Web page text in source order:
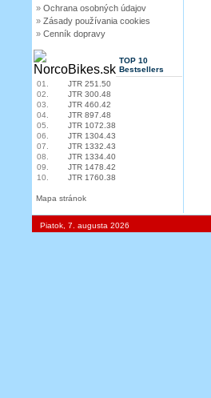
» Ochrana osobných údajov
» Zásady používania cookies
» Cenník dopravy
TOP 10
Bestsellers
01.
JTR 251.50
02.
JTR 300.48
03.
JTR 460.42
04.
JTR 897.48
05.
JTR 1072.38
06.
JTR 1304.43
07.
JTR 1332.43
08.
JTR 1334.40
09.
JTR 1478.42
10.
JTR 1760.38
Mapa stránok
Piatok, 7. augusta 2026